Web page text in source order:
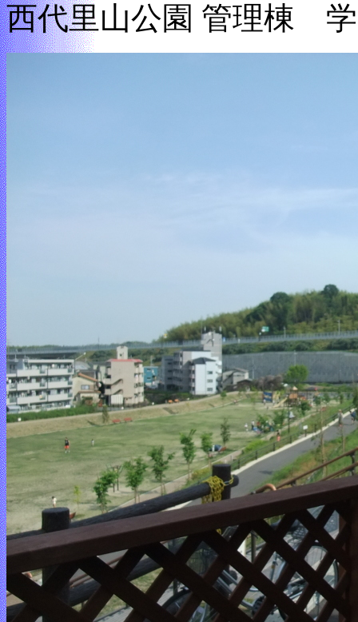
西代里山公園 管理棟